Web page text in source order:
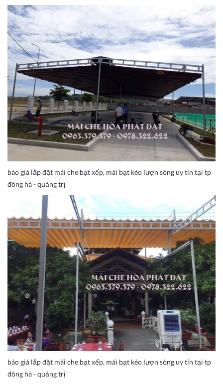
báo giá lắp đặt mái che bạt xếp, mái bạt kéo lượn sóng uy tín tại tp
đông hà - quảng trị
báo giá lắp đặt mái che bạt xếp, mái bạt kéo lượn sóng uy tín tại tp
đông hà - quảng trị